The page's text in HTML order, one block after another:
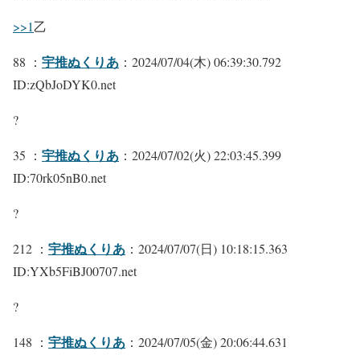
>>1乙
88 ： 宇推ぬくりあ ：2024/07/04(木) 06:39:30.792
ID:zQbJoDYK0.net
?
35 ： 宇推ぬくりあ ：2024/07/02(火) 22:03:45.399
ID:70rk05nB0.net
?
212 ： 宇推ぬくりあ ：2024/07/07(日) 10:18:15.363
ID:YXb5FiBJ00707.net
?
148 ： 宇推ぬくりあ ：2024/07/05(金) 20:06:44.631